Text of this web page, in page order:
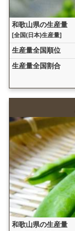
和歌山県の生産量
[全国(日本)生産量]
生産量全国順位
生産量全国割合
和歌山県の生産量